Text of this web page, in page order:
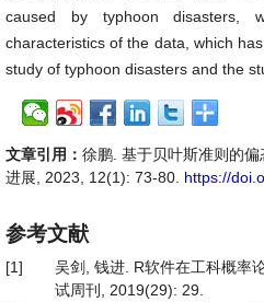
caused by typhoon disasters,
characteristics of the data, which
study of typhoon disasters and the
文章引用： 徐鹏. 基于贝叶斯准则的
进展, 2023, 12(1): 73-80. https://
参考文献
[1]
吴剑, 钱进. R软件在工科概率
试周刊, 2019(29): 29.